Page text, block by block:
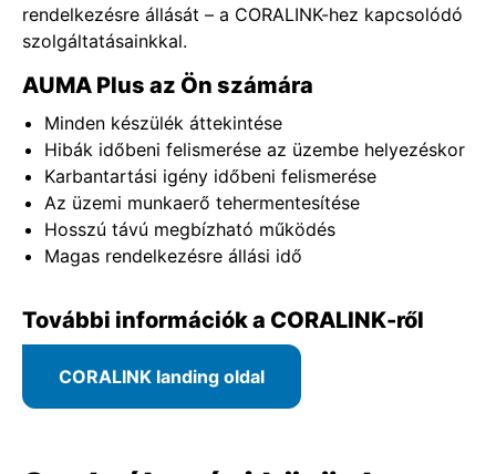
rendelkezésre állását – a CORALINK-hez kapcsolódó
szolgáltatásainkkal.
AUMA Plus az Ön számára
Minden készülék áttekintése
Hibák időbeni felismerése az üzembe helyezéskor
Karbantartási igény időbeni felismerése
Az üzemi munkaerő tehermentesítése
Hosszú távú megbízható működés
Magas rendelkezésre állási idő
További információk a CORALINK-ről
CORALINK landing oldal